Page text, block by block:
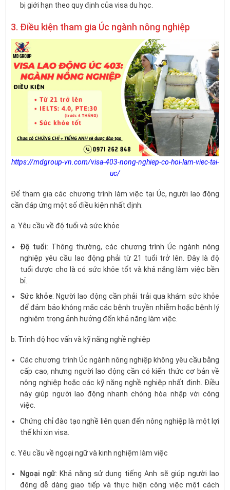
bị giới hạn theo quy định của visa du học.
3. Điều kiện tham gia Úc ngành nông nghiệp
https://mdgroup-vn.com/visa-403-nong-nghiep-co-hoi-lam-viec-tai-
uc/
Để tham gia các chương trình làm việc tại Úc, người lao động
cần đáp ứng một số điều kiện nhất định:
a. Yêu cầu về độ tuổi và sức khỏe
Độ tuổi: Thông thường, các chương trình Úc ngành nông
nghiệp yêu cầu lao động phải từ 21 tuổi trở lên. Đây là độ
tuổi được cho là có sức khỏe tốt và khả năng làm việc bền
bỉ.
Sức khỏe: Người lao động cần phải trải qua khám sức khỏe
để đảm bảo không mắc các bệnh truyền nhiễm hoặc bệnh lý
nghiêm trọng ảnh hưởng đến khả năng làm việc.
b. Trình độ học vấn và kỹ năng nghề nghiệp
Các chương trình Úc ngành nông nghiệp không yêu cầu bằng
cấp cao, nhưng người lao động cần có kiến thức cơ bản về
nông nghiệp hoặc các kỹ năng nghề nghiệp nhất định. Điều
này giúp người lao động nhanh chóng hòa nhập với công
việc.
Chứng chỉ đào tạo nghề liên quan đến nông nghiệp là một lợi
thế khi xin visa.
c. Yêu cầu về ngoại ngữ và kinh nghiệm làm việc
Ngoại ngữ: Khả năng sử dụng tiếng Anh sẽ giúp người lao
động dễ dàng giao tiếp và thực hiện công việc một cách